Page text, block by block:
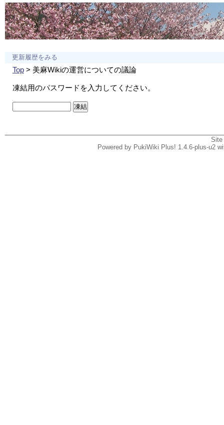
更新履歴をみる
Top> 美麻Wikiの運営についての議論
凍結用のパスワードを入力してください。
Powered by PukiWiki Plus! 1.4.6-plus-u2